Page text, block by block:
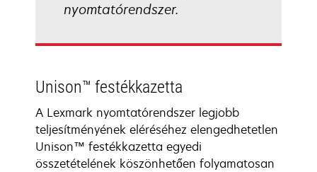
nyomtatórendszer.
Unison™ festékkazetta
A Lexmark nyomtatórendszer legjobb
teljesítményének eléréséhez elengedhetetlen
Unison™ festékkazetta egyedi
összetételének köszönhetően folyamatosan